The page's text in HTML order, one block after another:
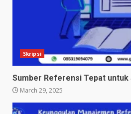
Skripsi
Sumber Referensi Tepat untuk
March 29, 2025